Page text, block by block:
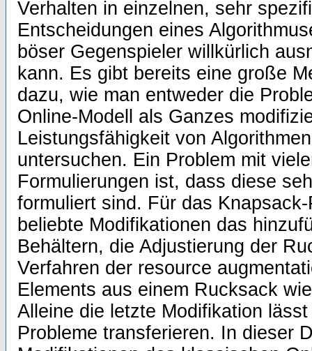
Verhalten in einzelnen, sehr
Entscheidungen eines
böser Gegenspieler willkürlich
kann. Es gibt bereits eine große
dazu, wie man entweder die
Online-Modell als Ganzes
Leistungsfähigkeit von
untersuchen. Ein Problem mit
Formulierungen ist, dass diese
formuliert sind. Für das
beliebte Modifikationen das
Behältern, die Adjustierung der
Verfahren der resource
Elements aus einem Rucksack
Alleine die letzte Modifikation
Probleme transferieren. In dieser